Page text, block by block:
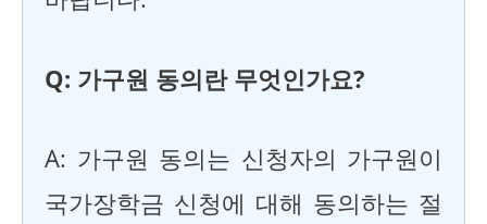
Q: 가구원 동의란 무엇인가요?
A: 가구원 동의는 신청자의 가구원이
국가장학금 신청에 대해 동의하는 절